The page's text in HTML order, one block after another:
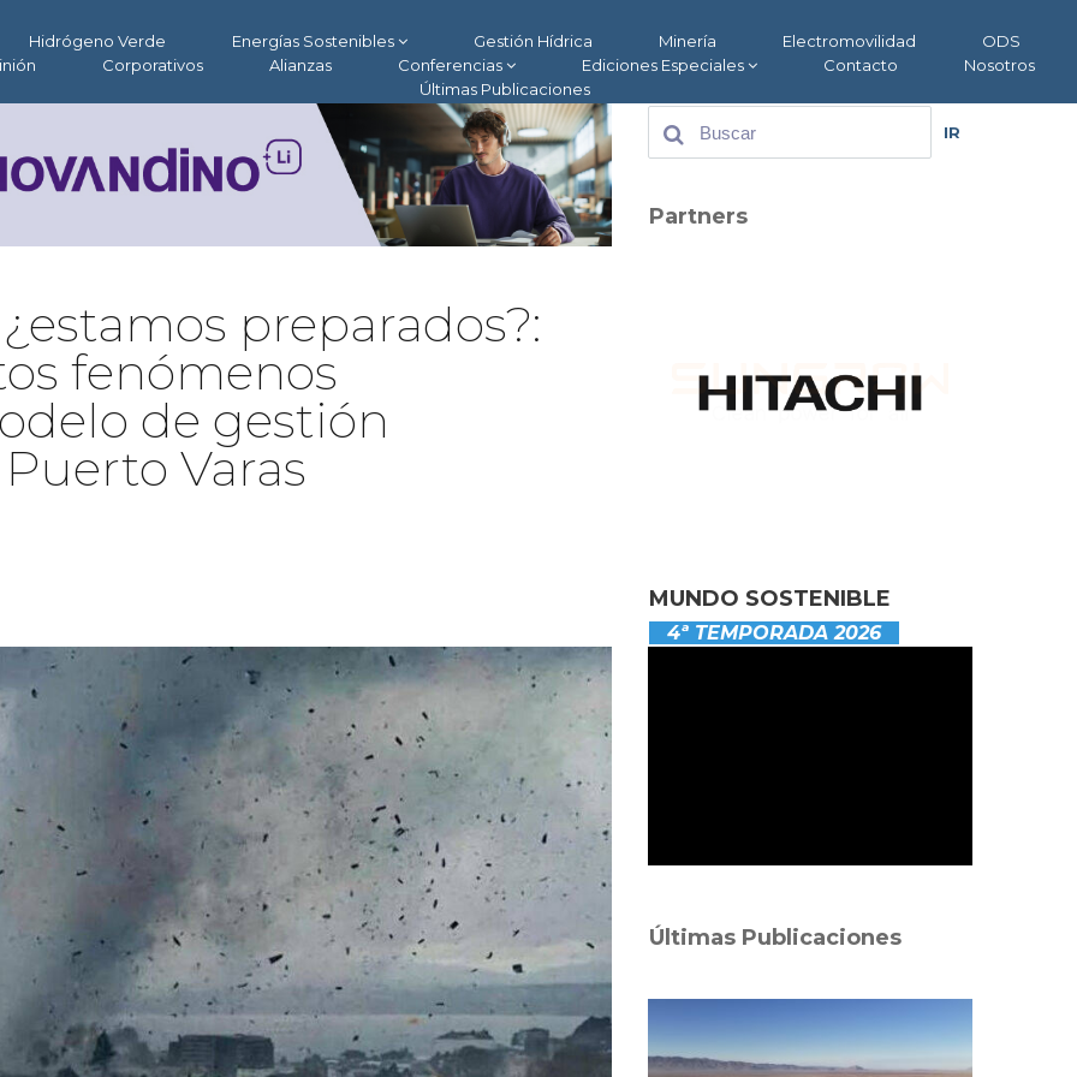
Hidrógeno Verde Energías Sostenibles Gestión Hídrica Minería Electromovilidad
ODS
Corporativos Alianzas Conferencias Ediciones Especiales Contacto
Nosotros
Últimas Publicaciones
preparados?:
fenómenos
de gestión
Varas
IR
Partners
MUNDO SOSTENIBLE
4ª TEMPORADA 2026
Últimas Publicaciones